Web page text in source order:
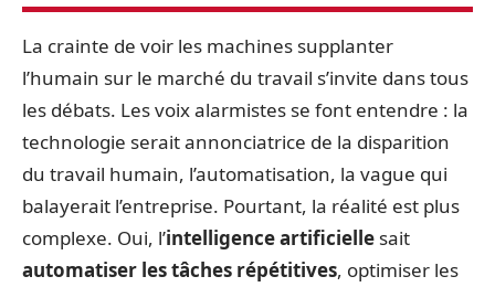
La crainte de voir les machines supplanter
l’humain sur le marché du travail s’invite dans tous
les débats. Les voix alarmistes se font entendre : la
technologie serait annonciatrice de la disparition
du travail humain, l’automatisation, la vague qui
balayerait l’entreprise. Pourtant, la réalité est plus
complexe. Oui, l’intelligence artificielle sait
automatiser les tâches répétitives, optimiser les